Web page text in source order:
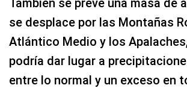
También se prevé una masa de
se desplace por las Montañas
Atlántico Medio y los
podría dar lugar a
entre lo normal y un exceso en